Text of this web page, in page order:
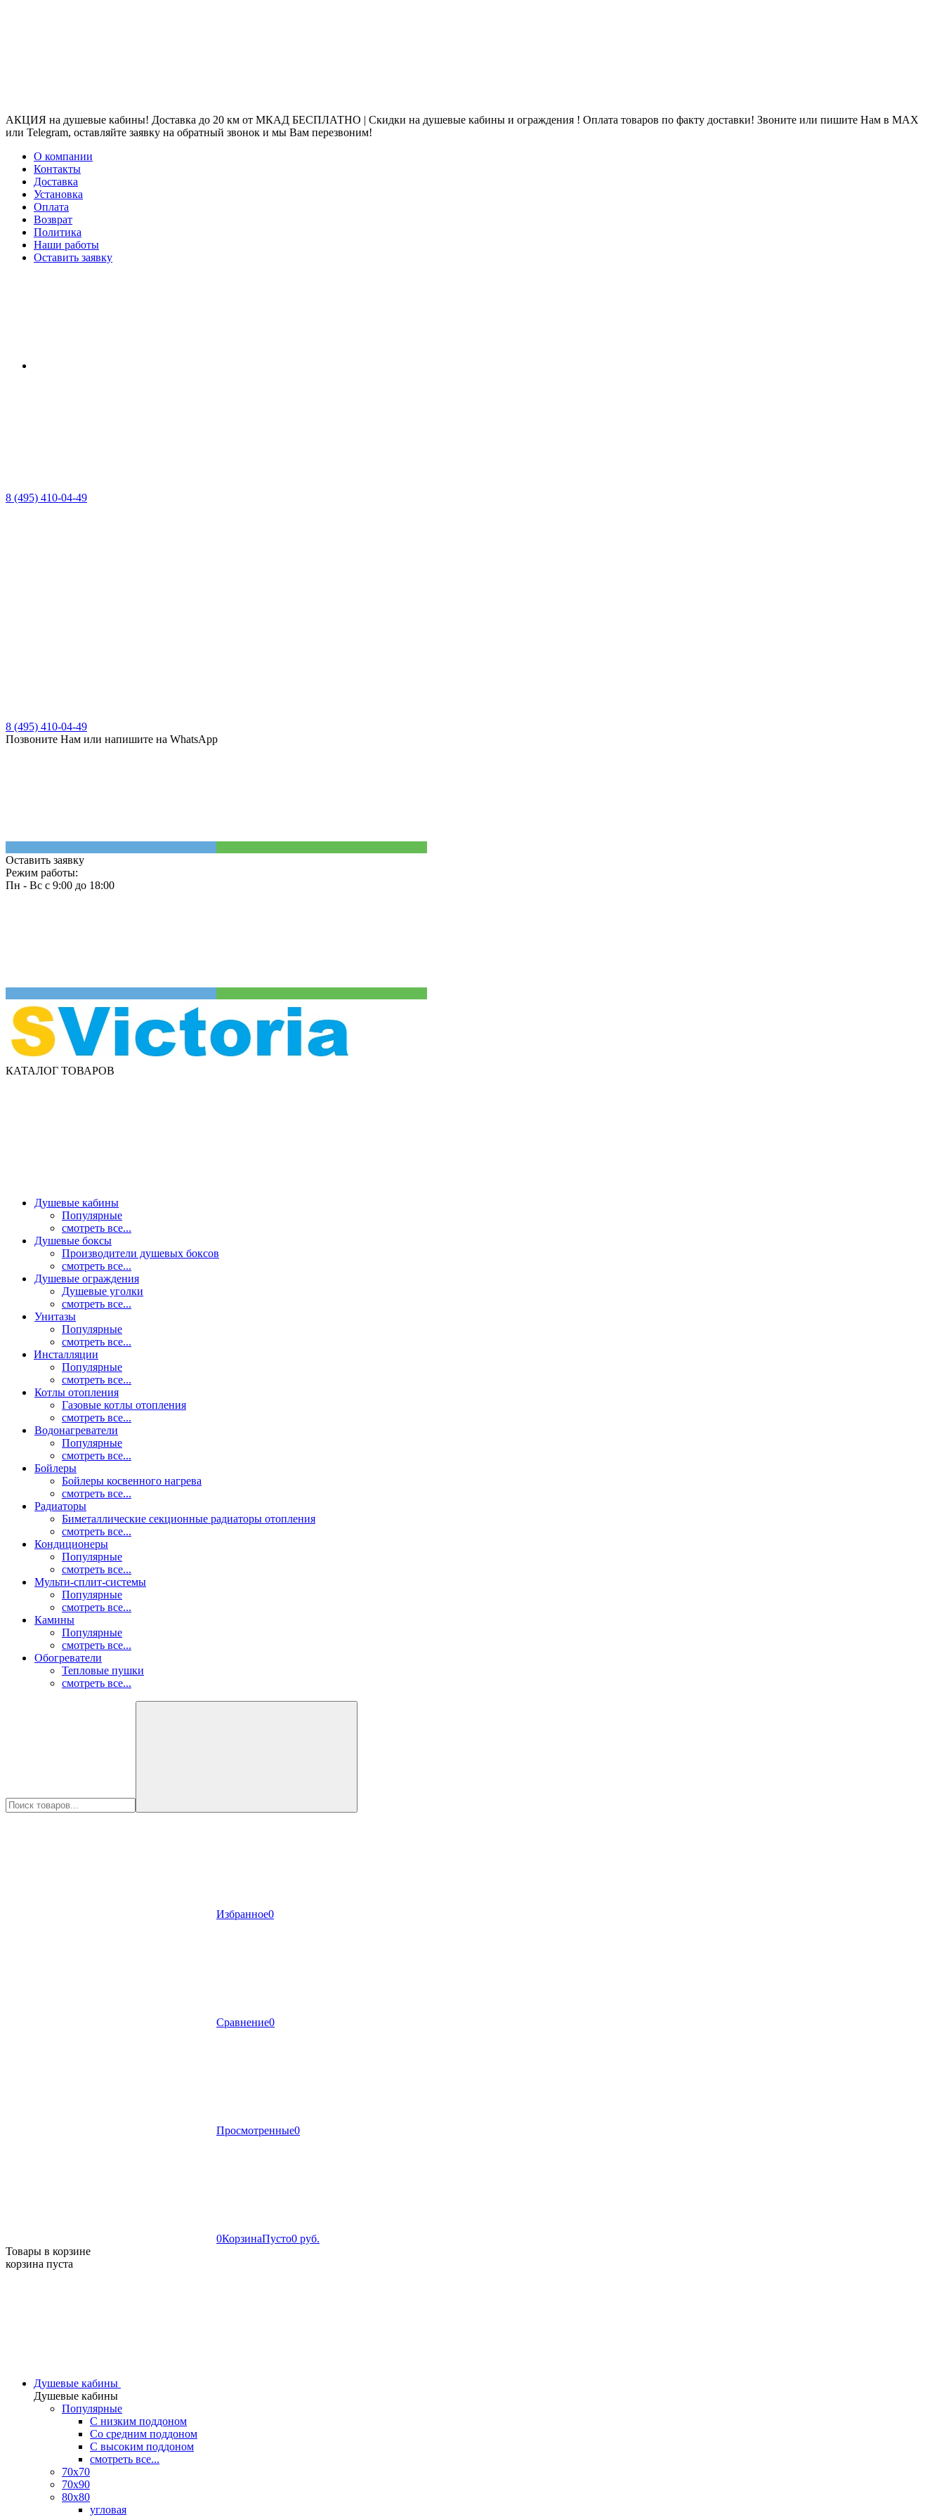
АКЦИЯ на душевые кабины! Доставка до 20 км от МКАД БЕСПЛАТНО | Скидки на душевые кабины и ограждения ! Оплата товаров по факту доставки! Звоните или пишите Нам в MAX
или Telegram, оставляйте заявку на обратный звонок и мы Вам перезвоним!
О компании
Контакты
Доставка
Установка
Оплата
Возврат
Политика
Наши работы
Оставить заявку
8 (495) 410-04-49
8 (495) 410-04-49
Позвоните Нам или напишите на WhatsApp
Оставить заявку
Режим работы:
Пн - Вс с 9:00 до 18:00
КАТАЛОГ ТОВАРОВ
Душевые кабины
Популярные
смотреть все...
Душевые боксы
Производители душевых боксов
смотреть все...
Душевые ограждения
Душевые уголки
смотреть все...
Унитазы
Популярные
смотреть все...
Инсталляции
Популярные
смотреть все...
Котлы отопления
Газовые котлы отопления
смотреть все...
Водонагреватели
Популярные
смотреть все...
Бойлеры
Бойлеры косвенного нагрева
смотреть все...
Радиаторы
Биметаллические секционные радиаторы отопления
смотреть все...
Кондиционеры
Популярные
смотреть все...
Мульти-сплит-системы
Популярные
смотреть все...
Камины
Популярные
смотреть все...
Обогреватели
Тепловые пушки
смотреть все...
Избранное0
Сравнение0
Просмотренные0
0КорзинаПусто0 руб.
Товары в корзине
корзина пуста
Душевые кабины
Душевые кабины
Популярные
C низким поддоном
Со средним поддоном
С высоким поддоном
смотреть все...
70х70
70х90
80х80
угловая